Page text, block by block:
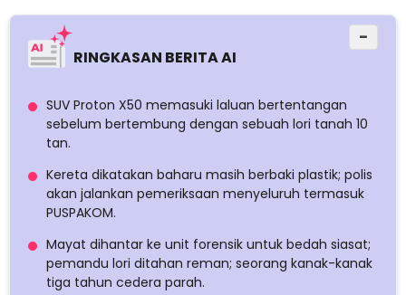
RINGKASAN BERITA AI
−
SUV Proton X50 memasuki laluan bertentangan
sebelum bertembung dengan sebuah lori tanah 10
tan.
Kereta dikatakan baharu masih berbaki plastik; polis
akan jalankan pemeriksaan menyeluruh termasuk
PUSPAKOM.
Mayat dihantar ke unit forensik untuk bedah siasat;
pemandu lori ditahan reman; seorang kanak-kanak
tiga tahun cedera parah.